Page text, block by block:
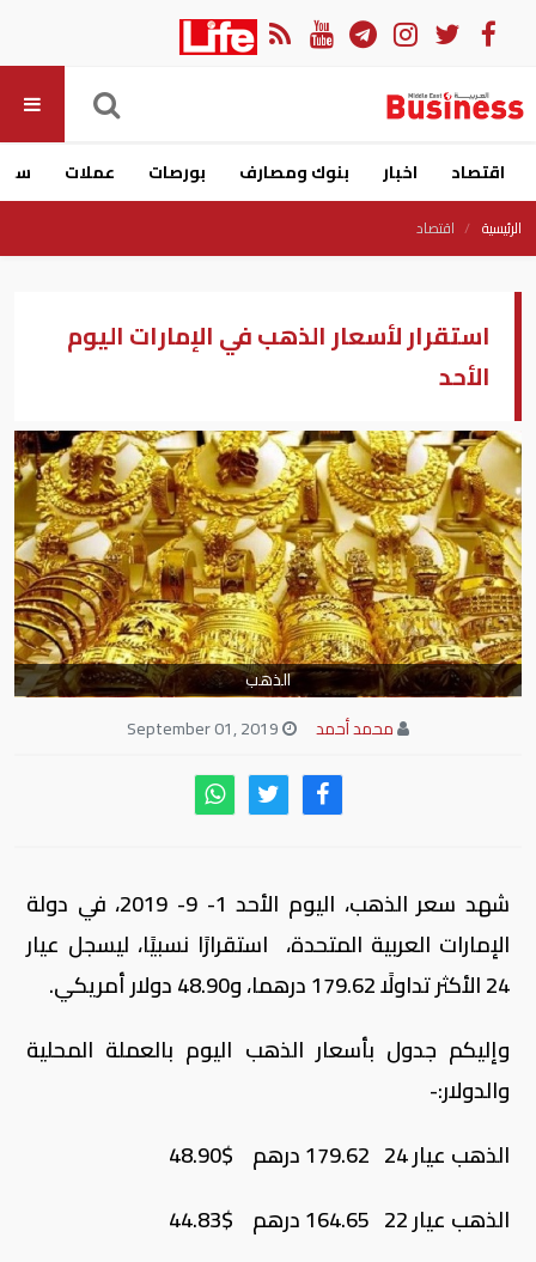
اقتصاد اخبار بنوك ومصارف بورصات عملات
الرئيسية اقتصاد
استقرار لأسعار الذهب في الإمارات اليوم
الأحد
الذهب
محمد أحمد
شهد سعر الذهب، اليوم الأحد 1- 9- 2019، في دولة
الإمارات العربية المتحدة، استقرارًا نسبيًا، ليسجل عيار
24 الأكثر تداولًا 179.62 درهما، و48.90 دولار أمريكي.
وإليكم جدول بأسعار الذهب اليوم بالعملة المحلية
والدولار:-
الذهب عيار 24 179.62 درهم $48.90
الذهب عيار 22 164.65 درهم $44.83